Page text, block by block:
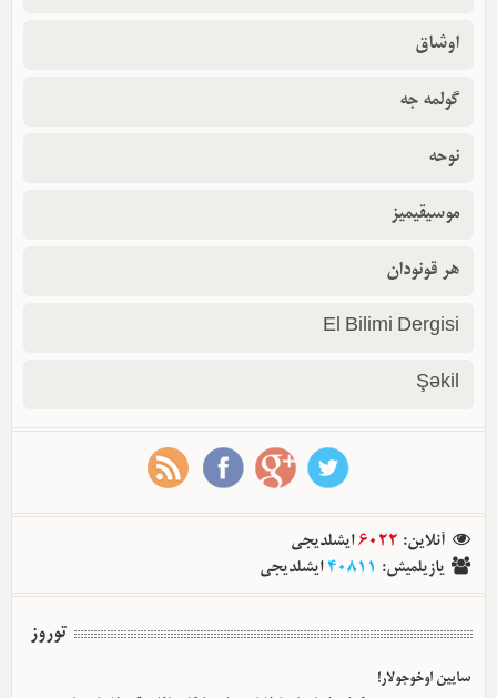
اوشاق
گولمه جه
نوحه
موسیقیمیز
هر قونودان
El Bilimi Dergisi
Şəkil
آنلاین:
6022ایشلدیجی
یازیلمیش:
40811ایشلدیجی
توروز
سایین اوخوجولار!